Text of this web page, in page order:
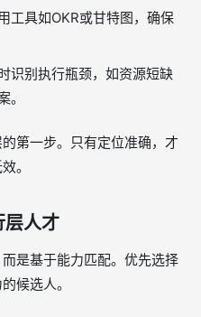
工具如OKR或甘特图，确保
识别执行瓶颈，如资源短缺
。
第一步。只有定位准确，才
。
层人才
是基于能力匹配。优先选择
候选人。